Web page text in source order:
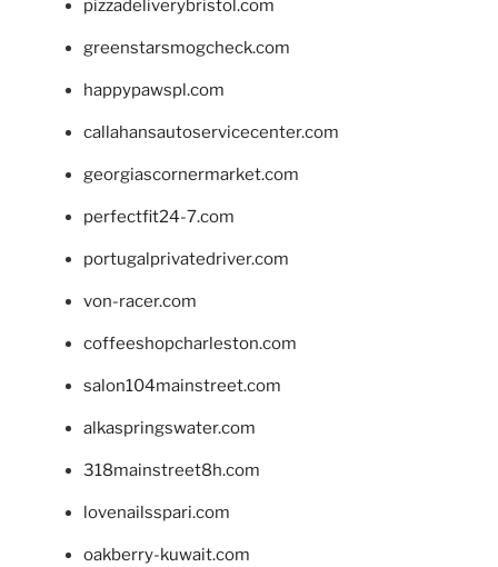
pizzadeliverybristol.com
greenstarsmogcheck.com
happypawspl.com
callahansautoservicecenter.com
georgiascornermarket.com
perfectfit24-7.com
portugalprivatedriver.com
von-racer.com
coffeeshopcharleston.com
salon104mainstreet.com
alkaspringswater.com
318mainstreet8h.com
lovenailsspari.com
oakberry-kuwait.com